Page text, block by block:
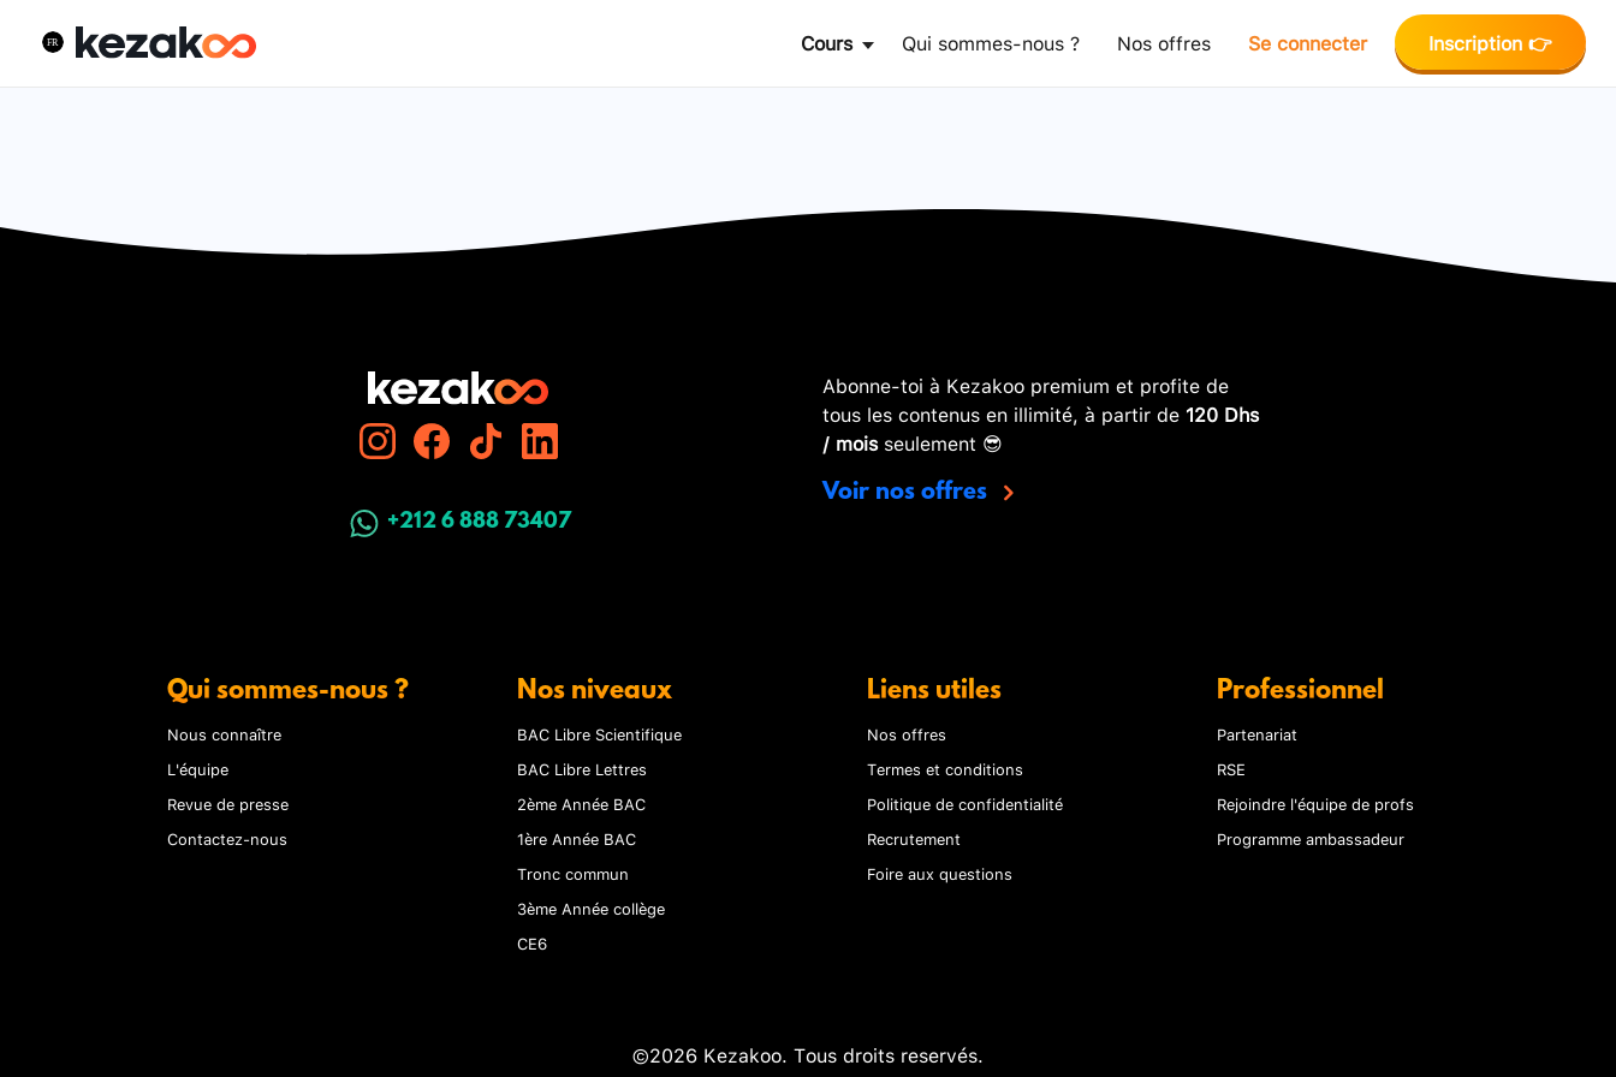
Cours Qui sommes-nous ? Nos offres Se connecter Inscription 👉
+212 6 888 73407
Abonne-toi à Kezakoo premium et profite de
tous les contenus en illimité, à partir de 120 Dhs
/ moisseulement 😎
Voir nos offres
Qui sommes-nous ?
Nous connaître
L'équipe
Revue de presse
Contactez-nous
Nos niveaux
BAC Libre Scientifique
BAC Libre Lettres
2ème Année BAC
1ère Année BAC
Tronc commun
3ème Année collège
CE6
Liens utiles
Nos offres
Termes et conditions
Politique de confidentialité
Recrutement
Foire aux questions
Professionnel
Partenariat
RSE
Rejoindre l'équipe de profs
Programme ambassadeur
©2026 Kezakoo. Tous droits reservés.